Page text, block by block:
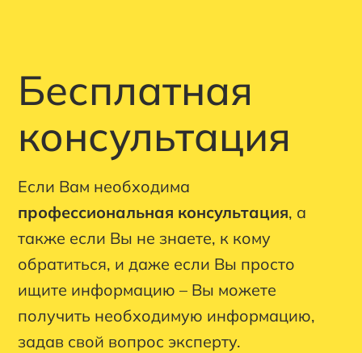
Бесплатная
консультация
Если Вам необходима
профессиональная консультация, а
также если Вы не знаете, к кому
обратиться, и даже если Вы просто
ищите информацию – Вы можете
получить необходимую информацию,
задав свой вопрос эксперту.